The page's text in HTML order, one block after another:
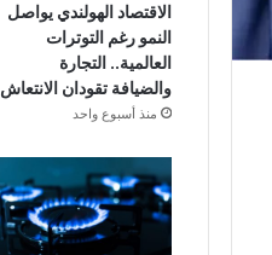
الاقتصاد الهولندي يواصل
النمو رغم التوترات
العالمية.. التجارة
والضيافة تقودان الانتعاش
منذ أسبوع واحد